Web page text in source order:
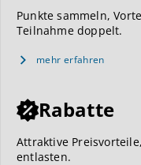
Punkte sammeln,
Teilnahme doppelt.
mehr erfahren
Rabatte
Attraktive
entlasten.